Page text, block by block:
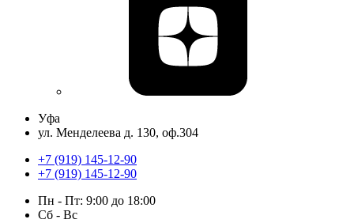
Уфа
ул. Менделеева д. 130, оф.304
+7 (919) 145-12-90
+7 (919) 145-12-90
Пн - Пт: 9:00 до 18:00
Сб - Вс